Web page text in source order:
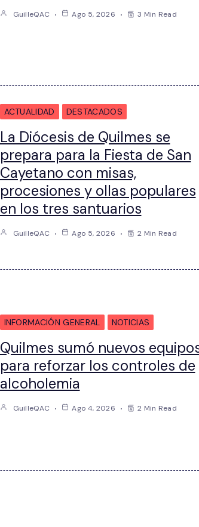
GuilleQAC Ago 5, 2026 3 Min Read
ACTUALIDAD DESTACADOS
La Diócesis de Quilmes se
prepara para la Fiesta de San
Cayetano con misas,
procesiones y ollas populares
en los tres santuarios
GuilleQAC Ago 5, 2026 2 Min Read
INFORMACIÓN GENERAL NOTICIAS
Quilmes sumó nuevos
para reforzar los controles de
alcoholemia
GuilleQAC Ago 4, 2026 2 Min Read